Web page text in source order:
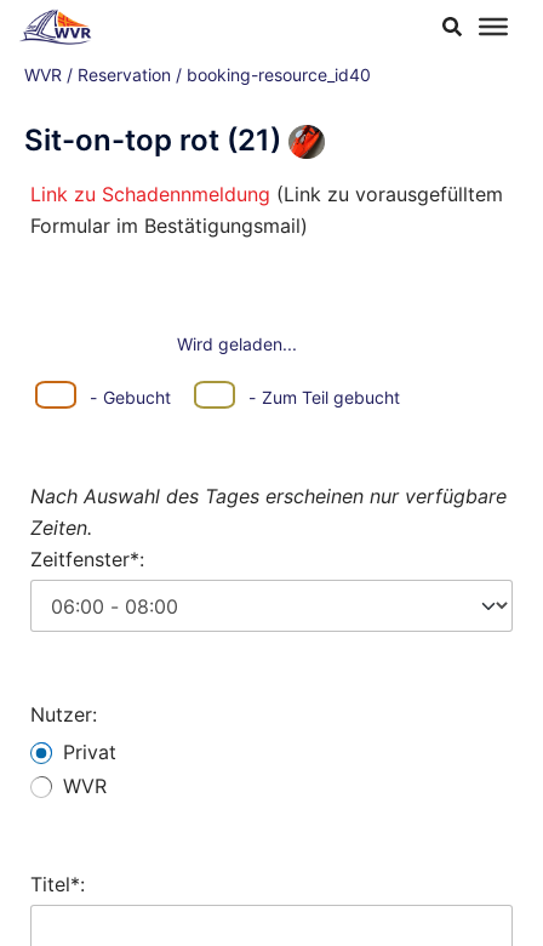
Zum
Inhalt
springen
WVR / Reservation / booking-resource_id40
Sit-on-top rot (21)
Link zu Schadennmeldung (Link zu vorausgefülltem
Formular im Bestätigungsmail)
Wird geladen...
- Gebucht · - Zum Teil gebucht
Nach Auswahl des Tages erscheinen nur verfügbare
Zeiten.
Zeitfenster*:
Nutzer:
Privat
WVR
Titel*: